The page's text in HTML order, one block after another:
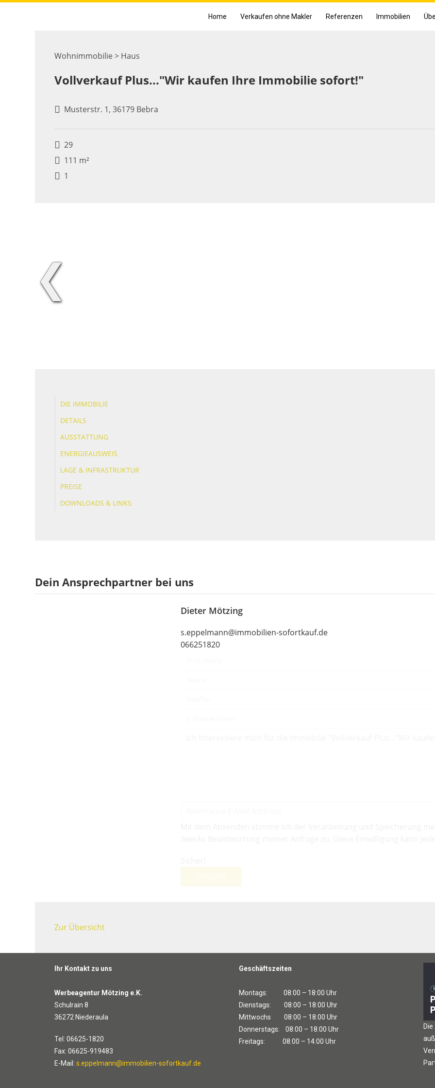
Home Verkaufen ohne Makler Referenzen Immobilien
Wohnimmobilie > Haus
Vollverkauf Plus..."Wir kaufen Ihre Immobilie sofort!"
Musterstr. 1, 36179 Bebra
29
111 m²
1
❮
DIE IMMOBILIE
DETAILS
AUSSTATTUNG
ENERGIEAUSWEIS
LAGE & INFRASTRUKTUR
PREISE
DOWNLOADS & LINKS
Dein Ansprechpartner bei uns
Dieter Mötzing
s.eppelmann@immobilien-sofortkauf.de
066251820
Zur Übersicht
Ihr Kontakt zu uns
Werbeagentur Mötzing e.K.
Schulrain 8
36272 Niederaula
Tel: 06625-1820
Fax: 06625-919483
E-Mail: s.eppelmann@immobilien-sofortkauf.de
Geschäftszeiten
Montags: 08:00 – 18:00 Uhr
Dienstags: 08:00 – 18:00 Uhr
Mittwochs 08:00 – 18:00 Uhr
Donnerstags: 08:00 – 18:00 Uhr
Freitags: 08:00 – 14:00 Uhr